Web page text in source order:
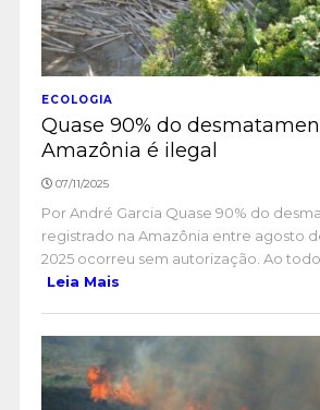
ECOLOGIA
Quase 90% do
Amazônia é ilegal
07/11/2025
Por André Garcia Quase 90% do
registrado na Amazônia entre agosto
2025 ocorreu sem autorização. Ao
Leia Mais